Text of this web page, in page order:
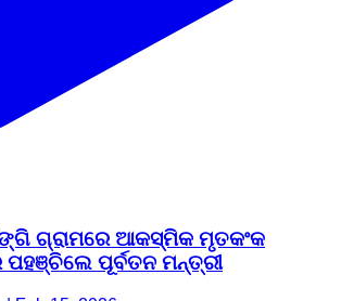
ଗ୍ରାମରେ ଆକସ୍ମିକ ମୃତକଂକ
ପୂର୍ବତନ ମନ୍ତ୍ରୀ